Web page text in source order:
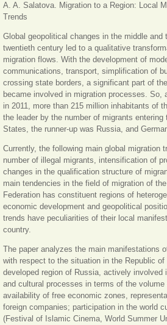
A. A. Salatova. Migration to a Region: Local
Trends
Global geopolitical changes in the middle and
twentieth century led to a qualitative
migration flows. With the development of
communications, transport, simplification of
crossing state borders, a significant part of
became involved in migration processes. So,
in 2011, more than 215 million inhabitants of
the leader by the number of migrants entering
States, the runner-up was Russia, and
Currently, the following main global migration
number of illegal migrants, intensification of
changes in the qualification structure of
main tendencies in the field of migration of
Federation has constituent regions of
economic development and geopolitical
trends have peculiarities of their local
country.
The paper analyzes the main manifestations
with respect to the situation in the Republic of
developed region of Russia, actively involved
and cultural processes in terms of the volume
availability of free economic zones,
foreign companies; participation in the world
(Festival of Islamic Cinema, World Summer